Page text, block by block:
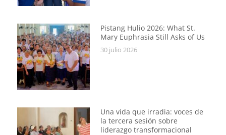
Pistang Hulio 2026: What St.
Mary Euphrasia Still Asks of Us
30 julio 2026
Una vida que irradia: voces de
la tercera sesión sobre
liderazgo transformacional